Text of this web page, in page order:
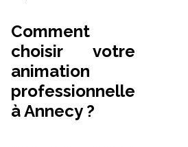
Comment
choisir votre
animation
professionnelle
à Annecy ?